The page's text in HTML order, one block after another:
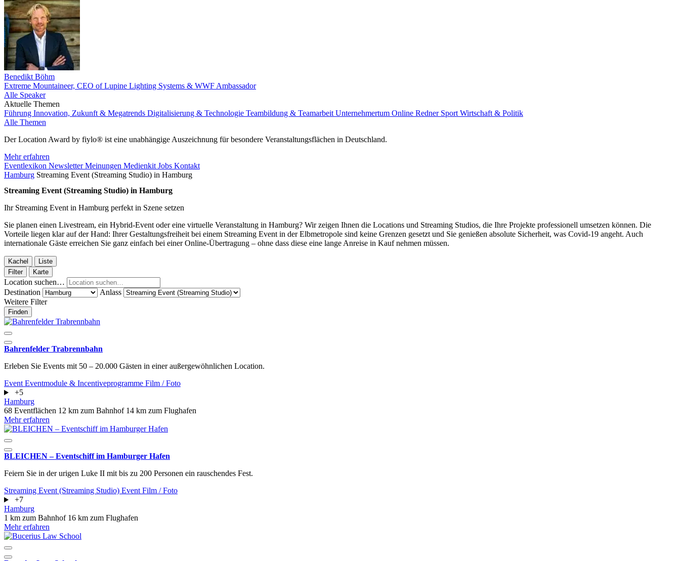
Benedikt Böhm
Extreme Mountaineer, CEO of Lupine Lighting Systems & WWF Ambassador
Alle Speaker
Aktuelle Themen
Führung Innovation, Zukunft & Megatrends Digitalisierung & Technologie Teambildung & Teamarbeit Unternehmertum Online Redner Sport Wirtschaft & Politik
Alle Themen
Der Location Award by fiylo® ist eine unabhängige Auszeichnung für besondere Veranstaltungsflächen in Deutschland.
Mehr erfahren
Eventlexikon NewsletterMeinungen Medienkit Jobs Kontakt
Hamburg Streaming Event (Streaming Studio) in Hamburg
Streaming Event (Streaming Studio) in Hamburg
Ihr Streaming Event in Hamburg perfekt in Szene setzen
Sie planen einen Livestream, ein Hybrid-Event oder eine virtuelle Veranstaltung in Hamburg? Wir zeigen Ihnen die Locations und Streaming Studios, die Ihre Projekte professionell umsetzen können. Die
Vorteile liegen klar auf der Hand: Ihrer Gestaltungsfreiheit bei einem Streaming Event in der Elbmetropole sind keine Grenzen gesetzt und Sie genießen absolute Sicherheit, was Covid-19 angeht. Auch
internationale Gäste erreichen Sie ganz einfach bei einer Online-Übertragung – ohne dass diese eine lange Anreise in Kauf nehmen müssen.
Kachel
Liste
Filter
Karte
Location suchen…
Destination
Anlass
Weitere Filter
Finden
Bahrenfelder Trabrennbahn
Erleben Sie Events mit 50 – 20.000 Gästen in einer außergewöhnlichen Location.
Event Eventmodule & Incentiveprogramme Film / Foto
+5
Hamburg
68 Eventflächen 12 km zum Bahnhof 14 km zum Flughafen
Mehr erfahren
BLEICHEN – Eventschiff im Hamburger Hafen
Feiern Sie in der urigen Luke II mit bis zu 200 Personen ein rauschendes Fest.
Streaming Event (Streaming Studio) Event Film / Foto
+7
Hamburg
1 km zum Bahnhof 16 km zum Flughafen
Mehr erfahren